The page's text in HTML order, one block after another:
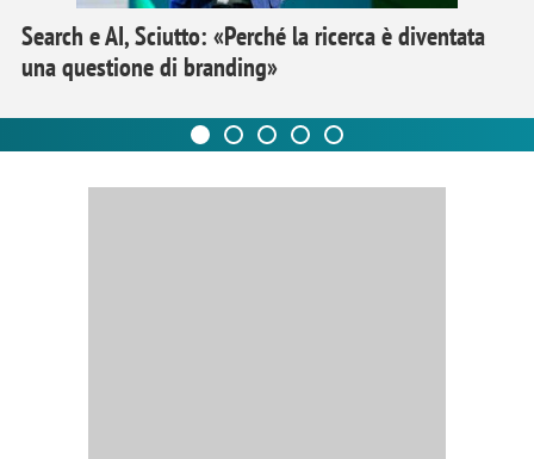
Search e AI, Sciutto: «Perché la ricerca è diventata
una questione di branding»